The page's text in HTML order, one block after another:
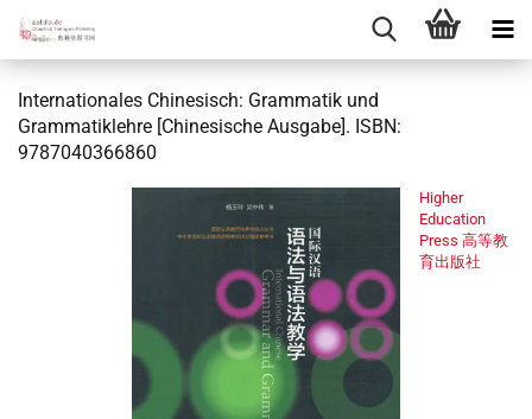
Internationales Chinesisch: Grammatik und
Grammatiklehre [Chinesische Ausgabe]. ISBN:
9787040366860
Higher
Education
Press 高等教
育出版社